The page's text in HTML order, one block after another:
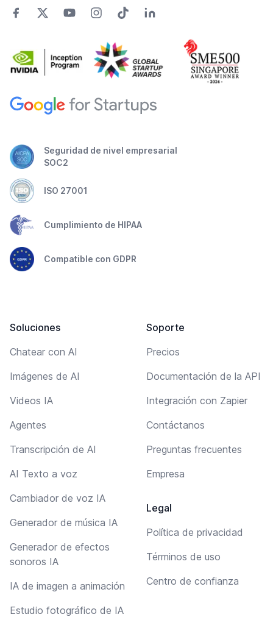
Seguridad de nivel empresarial
SOC2
ISO 27001
Cumplimiento de HIPAA
Compatible con GDPR
Soluciones
Chatear con AI
Imágenes de AI
Videos IA
Agentes
Transcripción de AI
AI Texto a voz
Cambiador de voz IA
Generador de música IA
Generador de efectos
sonoros IA
IA de imagen a animación
Estudio fotográfico de IA
Soporte
Precios
Documentación de la API
Integración con Zapier
Contáctanos
Preguntas frecuentes
Empresa
Legal
Política de privacidad
Términos de uso
Centro de confianza